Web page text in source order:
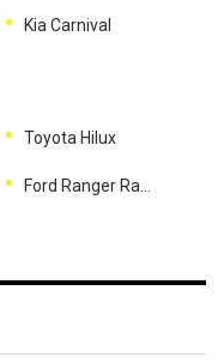
Kia Carnival
Toyota Hilux